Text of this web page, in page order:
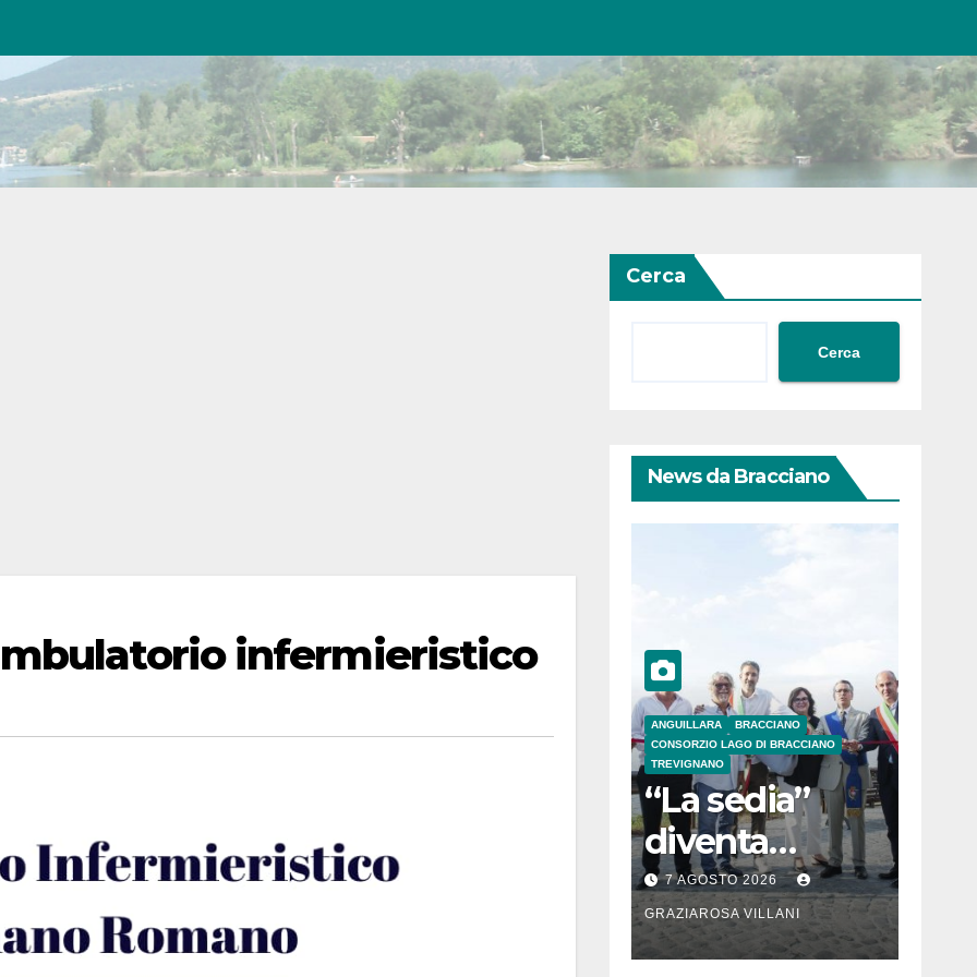
infermieristico
Cerca
Cerca
News da Bracciano
ANGUILLARA
BRACCIANO
CONSORZIO LAGO DI BRACCIANO
TREVIGNANO
“La sedia”
diventa
Belvedere sul
lago di
Bracciano: ieri
7 AGOSTO 2026
GRAZIAROSA VILLANI